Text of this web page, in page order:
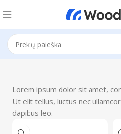
Lorem ipsum dolor sit amet,
Ut elit tellus, luctus nec
dapibus leo.